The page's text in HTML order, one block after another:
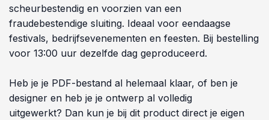
scheurbestendig en voorzien van een
fraudebestendige sluiting. Ideaal voor eendaagse
festivals, bedrijfsevenementen en feesten. Bij bestelling
voor 13:00 uur dezelfde dag geproduceerd.
Heb je je PDF-bestand al helemaal klaar, of ben je
designer en heb je je ontwerp al volledig
uitgewerkt? Dan kun je bij dit product direct je eigen